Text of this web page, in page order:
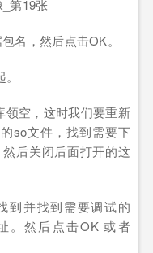
名，然后点击OK。
领空，这时我们要重新
so文件，找到需要下
后关闭后面打开的这
到并找到需要调试的
。然后点击OK 或者